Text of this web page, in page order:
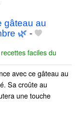
gâteau au
🌿 -
faciles du
avec ce gâteau au
Sa croûte au
une touche